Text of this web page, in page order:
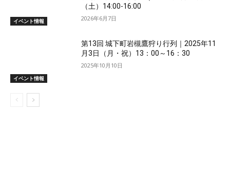
イベント情報
（土）14:00-16:00
2026年6月7日
イベント情報
第13回 城下町岩槻鷹狩り行列｜2025年11
月3日（月・祝）13：00～16：30
2025年10月10日